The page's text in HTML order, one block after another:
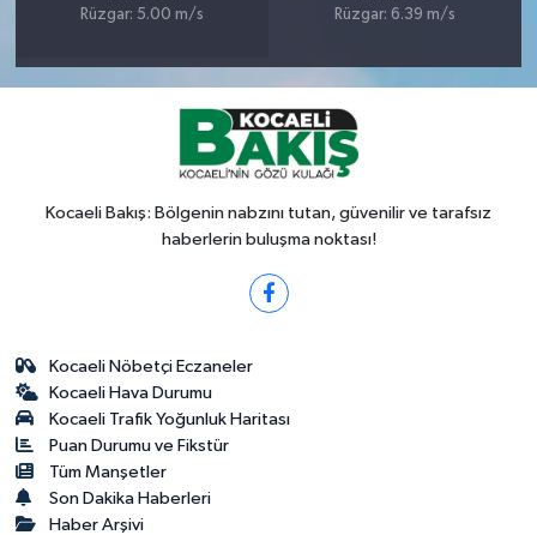
Rüzgar: 5.00 m/s
Rüzgar: 6.39 m/s
Kocaeli Bakış: Bölgenin nabzını tutan, güvenilir ve tarafsız
haberlerin buluşma noktası!
Kocaeli Nöbetçi Eczaneler
Kocaeli Hava Durumu
Kocaeli Trafik Yoğunluk Haritası
Puan Durumu ve Fikstür
Tüm Manşetler
Son Dakika Haberleri
Haber Arşivi